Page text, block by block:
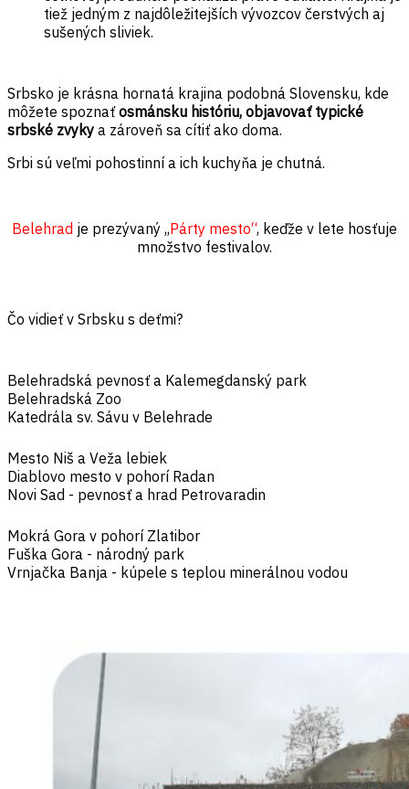
tiež jedným z najdôležitejších vývozcov čerstvých aj
sušených sliviek.
Srbsko je krásna hornatá krajina podobná Slovensku, kde
môžete spoznaťosmánsku históriu, objavovať typické
srbské zvyky a zároveň sa cítiť ako doma.
Srbi sú veľmi pohostinní a ich kuchyňa je chutná.
Belehrad je prezývaný ,,Párty mesto“, keďže v lete hosťuje
množstvo festivalov.
Čo vidieť v Srbsku s deťmi?
Belehradská pevnosť a Kalemegdanský park
Belehradská Zoo
Katedrála sv. Sávu v Belehrade
Mesto Niš a Veža lebiek
Diablovo mesto v pohorí Radan
Novi Sad - pevnosť a hrad Petrovaradin
Mokrá Gora v pohorí Zlatibor
Fuška Gora - národný park
Vrnjačka Banja - kúpele s teplou minerálnou vodou